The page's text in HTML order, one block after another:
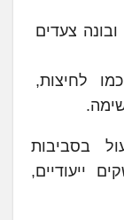
צעדים
לחיצות,
בסביבות
ייעודיים,